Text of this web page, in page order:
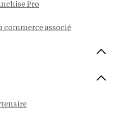
Pro
commerce associé